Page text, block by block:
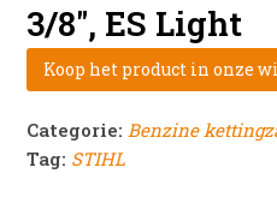
3/8″, ES Light
Koop het product in onze
Categorie: Benzine
Tag: STIHL